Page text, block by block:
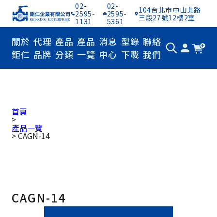
02-
2595-
1131
02-
2595-
5361
104台北市中山北路
三段27號12樓2室
關於
鉅仁
代理
品牌
產品
分類
產品
一覽
消息
中心
型錄
下載
聯絡
我們
首頁
>
產品一覽
>CAGN-14
CAGN-14